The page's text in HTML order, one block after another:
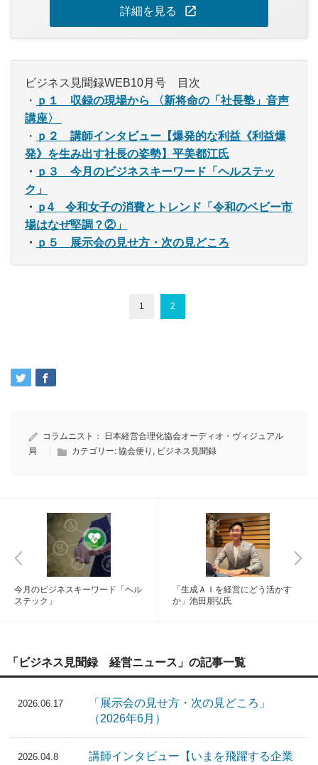
詳細を見る open_in_new
ビジネス見聞録WEB10月号 目次
・ ｐ１ 収録の現場から 〈新将命の「社長塾」音声
講座〉
・ ｐ２ 講師インタビュー【爆発的な利益《利益爆
発》を生み出す社長の姿勢】平美都江氏
・ ｐ３ 今月のビジネスキーワード「ヘルステッ
ク」
・ ｐ4 令和女子の消費とトレンド「 令和のベビー市
場はなぜ堅調？②」
・ ｐ５ 展示会の見せ方・次の見どころ
1 2
コラムニスト：
日本経営合理化協会オーディオ・ヴィジュアル
局
カテゴリー: 協会便り , ビジネス見聞録
今月のビジネスキーワード「ヘル
ステック」
「生成ＡＩを経営にどう活かす
か」池田朋弘氏
「ビジネス見聞録 経営ニュース」の記事一覧
2026.06.17
「展示会の見せ方・次の見どころ」
（2026年6月）
2026.04.8
講師インタビュー【いまを飛躍する企業